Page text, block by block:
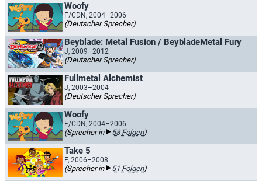
Woofy
F/CDN, 2004–2006
(Deutscher Sprecher)
Beyblade: Metal Fusion / BeybladeMetal Fury
J, 2009–2012
(Deutscher Sprecher)
Fullmetal Alchemist
J, 2003–2004
(Deutscher Sprecher)
Woofy
F/CDN, 2004–2006
(Sprecher in 58 Folgen)
Take 5
F, 2006–2008
(Sprecher in 51 Folgen)